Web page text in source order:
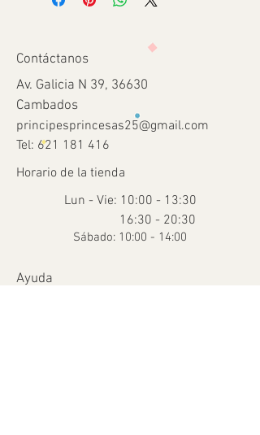
Contáctanos
Av. Galicia N 39, 36630
Cambados
principesprincesas25@gmail.com
Tel: 621 181 416
Horario de la tienda
Lun - Vie: 10:00 - 13:30
16:30 - 20:30
​​Sábado: 10:00 - 14:00
Ayuda